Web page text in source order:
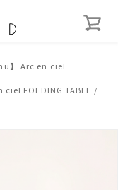
】 Arc en ciel
ciel FOLDING TABLE /